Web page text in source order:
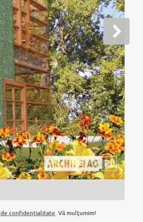
confidenţialitate. Vă mulţumim!